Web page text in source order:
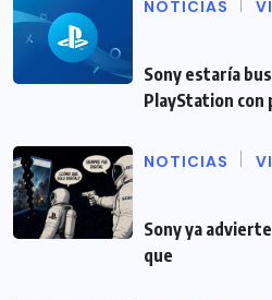
NOTICIAS
Sony estaría
PlayStation con
NOTICIAS
Sony ya
que